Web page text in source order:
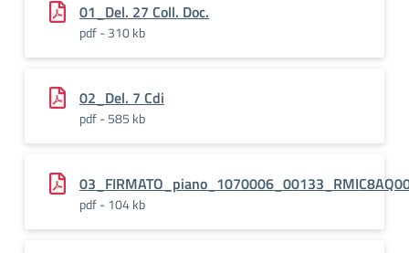
01_Del. 27 Coll. Doc.
pdf - 310 kb
02_Del. 7 Cdi
pdf - 585 kb
pdf - 104 kb